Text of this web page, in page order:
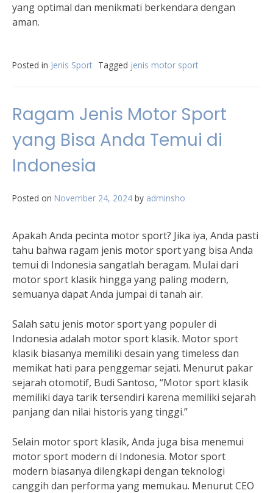
yang optimal dan menikmati berkendara dengan
aman.
Posted in Jenis Sport Tagged jenis motor sport
Ragam Jenis Motor Sport
yang Bisa Anda Temui di
Indonesia
Posted on November 24, 2024 by adminsho
Apakah Anda pecinta motor sport? Jika iya, Anda pasti
tahu bahwa ragam jenis motor sport yang bisa Anda
temui di Indonesia sangatlah beragam. Mulai dari
motor sport klasik hingga yang paling modern,
semuanya dapat Anda jumpai di tanah air.
Salah satu jenis motor sport yang populer di
Indonesia adalah motor sport klasik. Motor sport
klasik biasanya memiliki desain yang timeless dan
memikat hati para penggemar sejati. Menurut pakar
sejarah otomotif, Budi Santoso, “Motor sport klasik
memiliki daya tarik tersendiri karena memiliki sejarah
panjang dan nilai historis yang tinggi.”
Selain motor sport klasik, Anda juga bisa menemui
motor sport modern di Indonesia. Motor sport
modern biasanya dilengkapi dengan teknologi
canggih dan performa yang memukau. Menurut CEO